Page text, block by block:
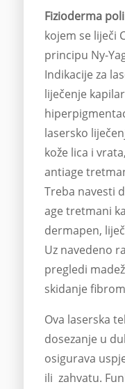
Fizioderma
kojem se liječi
principu Ny-
Indikacije za
liječenje
lasersko
kože lica i
antiage
Treba navesti
age tretmani
dermapen,
Uz navedeno
pregledi
skidanje
Ova laserska
dosezanje u
osigurava
ili zahvatu.